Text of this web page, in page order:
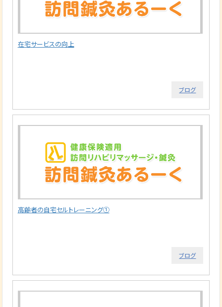
在宅サービスの向上
ブログ
高齢者の自宅セルトレーニング①
ブログ